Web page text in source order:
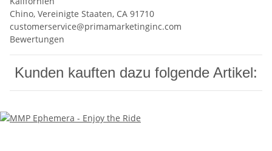
Chino, Vereinigte Staaten, CA 91710
customerservice@primamarketinginc.com
Bewertungen
Kunden kauften dazu folgende Artikel: